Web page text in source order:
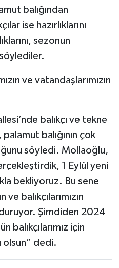
balığından
ise hazırlıklarını
sezonun
söylediler.
ve vatandaşlarımızın
balıkçı ve tekne
balığının çok
söyledi. Mollaoğlu,
1 Eylül yeni
bekliyoruz. Bu sene
balıkçılarımızın
Şimdiden 2024
balıkçılarımız için
olsun” dedi.